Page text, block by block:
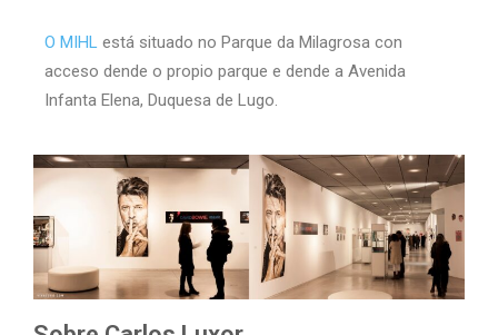
O MIHL está situado no Parque da Milagrosa con
acceso dende o propio parque e dende a Avenida
Infanta Elena, Duquesa de Lugo.